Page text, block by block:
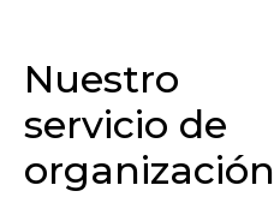
Nuestro
servicio de
organización